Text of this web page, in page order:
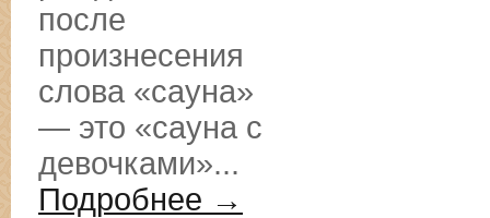
после
произнесения
слова «сауна»
— это «сауна с
девочками»...
Подробнее →